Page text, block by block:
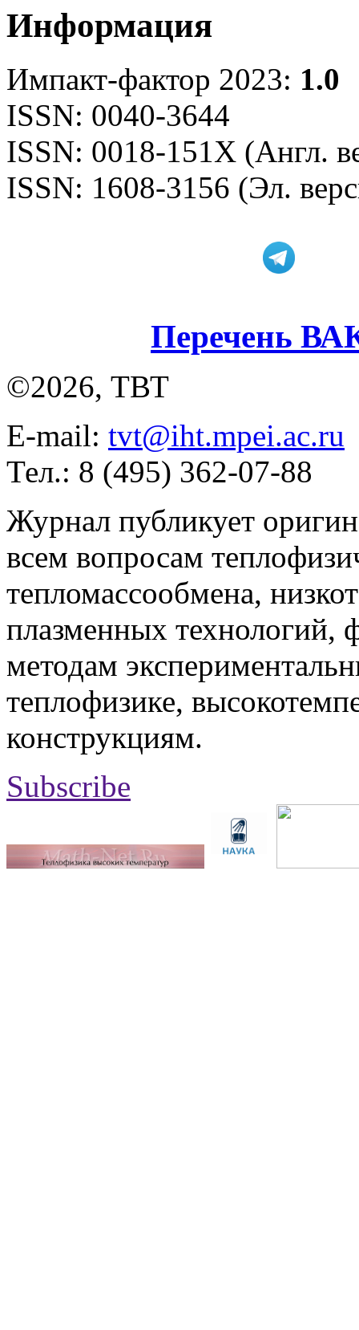
Информация
Импакт-фактор 2023: 1.0
ISSN: 0040-3644
ISSN: 0018-151X (Англ.
ISSN: 1608-3156 (Эл.
Перечень
©2026, ТВТ
E-mail: tvt@iht.mpei.ac.ru
Тел.: 8 (495) 362-07-88
Журнал публикует
всем вопросам
тепломассообмена,
плазменных технологий,
методам
теплофизике,
конструкциям.
Subscribe